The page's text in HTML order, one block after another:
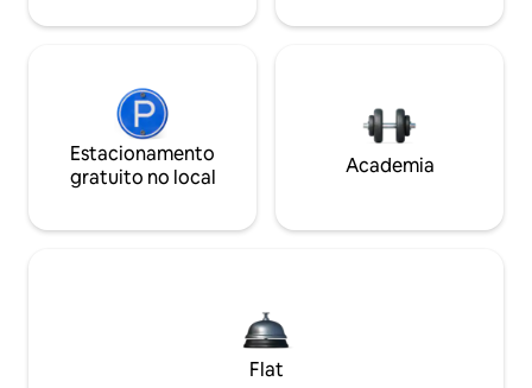
Estacionamento
gratuito no local
Academia
Flat